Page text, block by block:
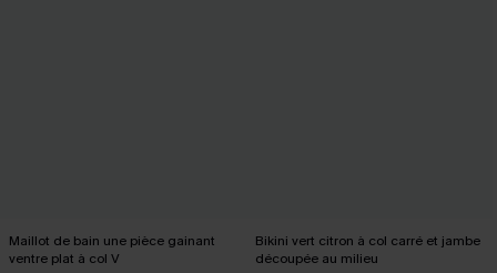
Maillot de bain une pièce gainant
ventre plat à col V
Bikini vert citron à col carré et jambe
découpée au milieu